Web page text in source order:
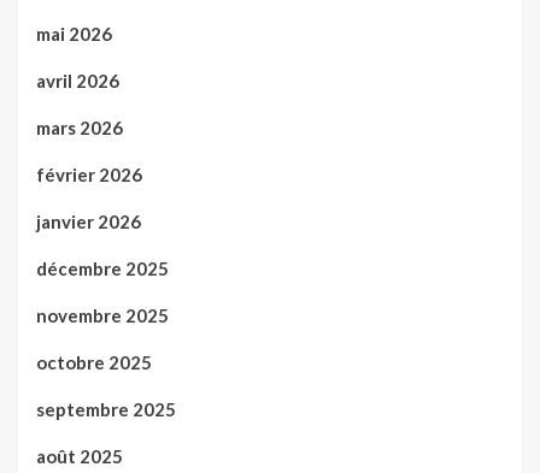
mai 2026
avril 2026
mars 2026
février 2026
janvier 2026
décembre 2025
novembre 2025
octobre 2025
septembre 2025
août 2025